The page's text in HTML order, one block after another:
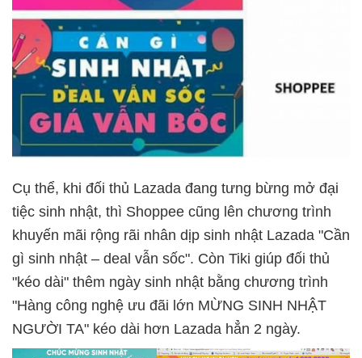
Cụ thể, khi đối thủ Lazada đang tưng bừng mở đại
tiệc sinh nhật, thì Shoppee cũng lên chương trình
khuyến mãi rộng rãi nhân dịp sinh nhật Lazada "Cần
gì sinh nhật – deal vẫn sốc". Còn Tiki giúp đối thủ
"kéo dài" thêm ngày sinh nhật bằng chương trình
"Hàng công nghệ ưu đãi lớn MỪNG SINH NHẬT
NGƯỜI TA" kéo dài hơn Lazada hẳn 2 ngày.